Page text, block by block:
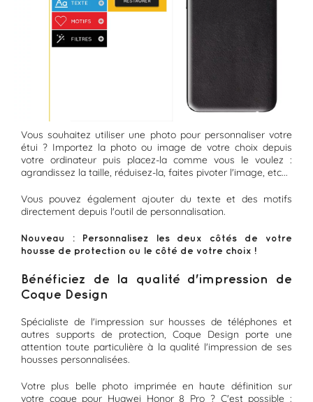
Vous souhaitez utiliser une photo pour personnaliser votre
étui ? Importez la photo ou image de votre choix depuis
votre ordinateur puis placez-la comme vous le voulez :
agrandissez la taille, réduisez-la, faites pivoter l'image, etc...
Vous pouvez également ajouter du texte et des motifs
directement depuis l'outil de personnalisation.
Nouveau : Personnalisez les deux côtés de votre
housse de protection ou le côté de votre choix !
Bénéficiez de la qualité d'impression de
Coque Design
Spécialiste de l'impression sur housses de téléphones et
autres supports de protection, Coque Design porte une
attention toute particulière à la qualité l'impression de ses
housses personnalisées.
Votre plus belle photo imprimée en haute définition sur
votre coque pour Huawei Honor 8 Pro ? C'est possible :